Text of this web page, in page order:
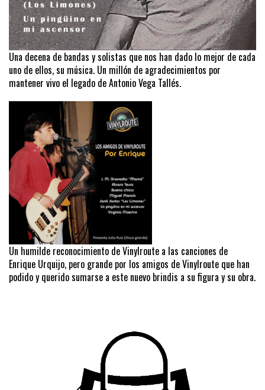
Una decena de bandas y solistas que nos han dado lo mejor de cada
uno de ellos, su música. Un millón de agradecimientos por
mantener vivo el legado de Antonio Vega Tallés.
Un humilde reconocimiento de Vinylroute a las canciones de
Enrique Urquijo, pero grande por los amigos de Vinylroute que han
podido y querido sumarse a este nuevo brindis a su figura y su obra.